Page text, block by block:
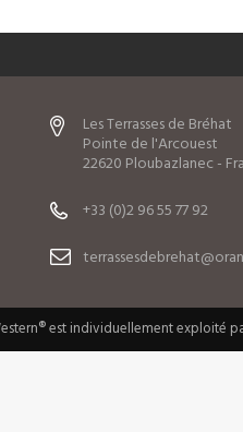
Les Terrasses de Bréhat
Pointe de l'Arcouest
22620 Ploubazlanec -
+33 (0)2 96 55 77 92
est individuellement exploité